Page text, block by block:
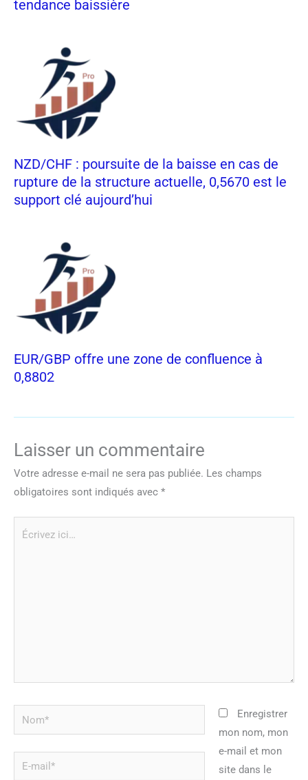
tendance baissière
NZD/CHF : poursuite de la baisse en cas de
rupture de la structure actuelle, 0,5670 est le
support clé aujourd’hui
EUR/GBP offre une zone de confluence à
0,8802
Laisser un commentaire
Votre adresse e-mail ne sera pas publiée. Les champs
obligatoires sont indiqués avec *
Nom*
Enregistrer
mon nom, mon
e-mail et mon
site dans le